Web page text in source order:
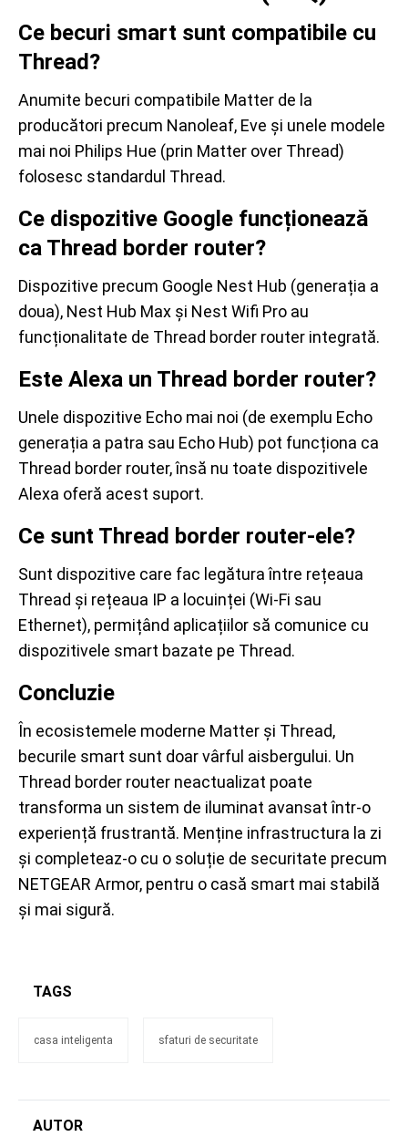
Ce becuri smart sunt compatibile cu
Thread?
Anumite becuri compatibile Matter de la
producători precum Nanoleaf, Eve și unele modele
mai noi Philips Hue (prin Matter over Thread)
folosesc standardul Thread.
Ce dispozitive Google funcționează
ca Thread border router?
Dispozitive precum Google Nest Hub (generația a
doua), Nest Hub Max și Nest Wifi Pro au
funcționalitate de Thread border router integrată.
Este Alexa un Thread border router?
Unele dispozitive Echo mai noi (de exemplu Echo
generația a patra sau Echo Hub) pot funcționa ca
Thread border router, însă nu toate dispozitivele
Alexa oferă acest suport.
Ce sunt Thread border router-ele?
Sunt dispozitive care fac legătura între rețeaua
Thread și rețeaua IP a locuinței (Wi-Fi sau
Ethernet), permițând aplicațiilor să comunice cu
dispozitivele smart bazate pe Thread.
Concluzie
În ecosistemele moderne Matter și Thread,
becurile smart sunt doar vârful aisbergului. Un
Thread border router neactualizat poate
transforma un sistem de iluminat avansat într-o
experiență frustrantă. Menține infrastructura la zi
și completeaz-o cu o soluție de securitate precum
NETGEAR Armor, pentru o casă smart mai stabilă
și mai sigură.
TAGS
casa inteligenta sfaturi de securitate
AUTOR